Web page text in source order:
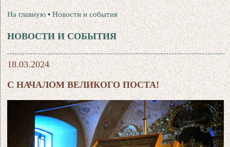
На главную •Новости и события
НОВОСТИ И СОБЫТИЯ
18.03.2024
С НАЧАЛОМ ВЕЛИКОГО ПОСТА!